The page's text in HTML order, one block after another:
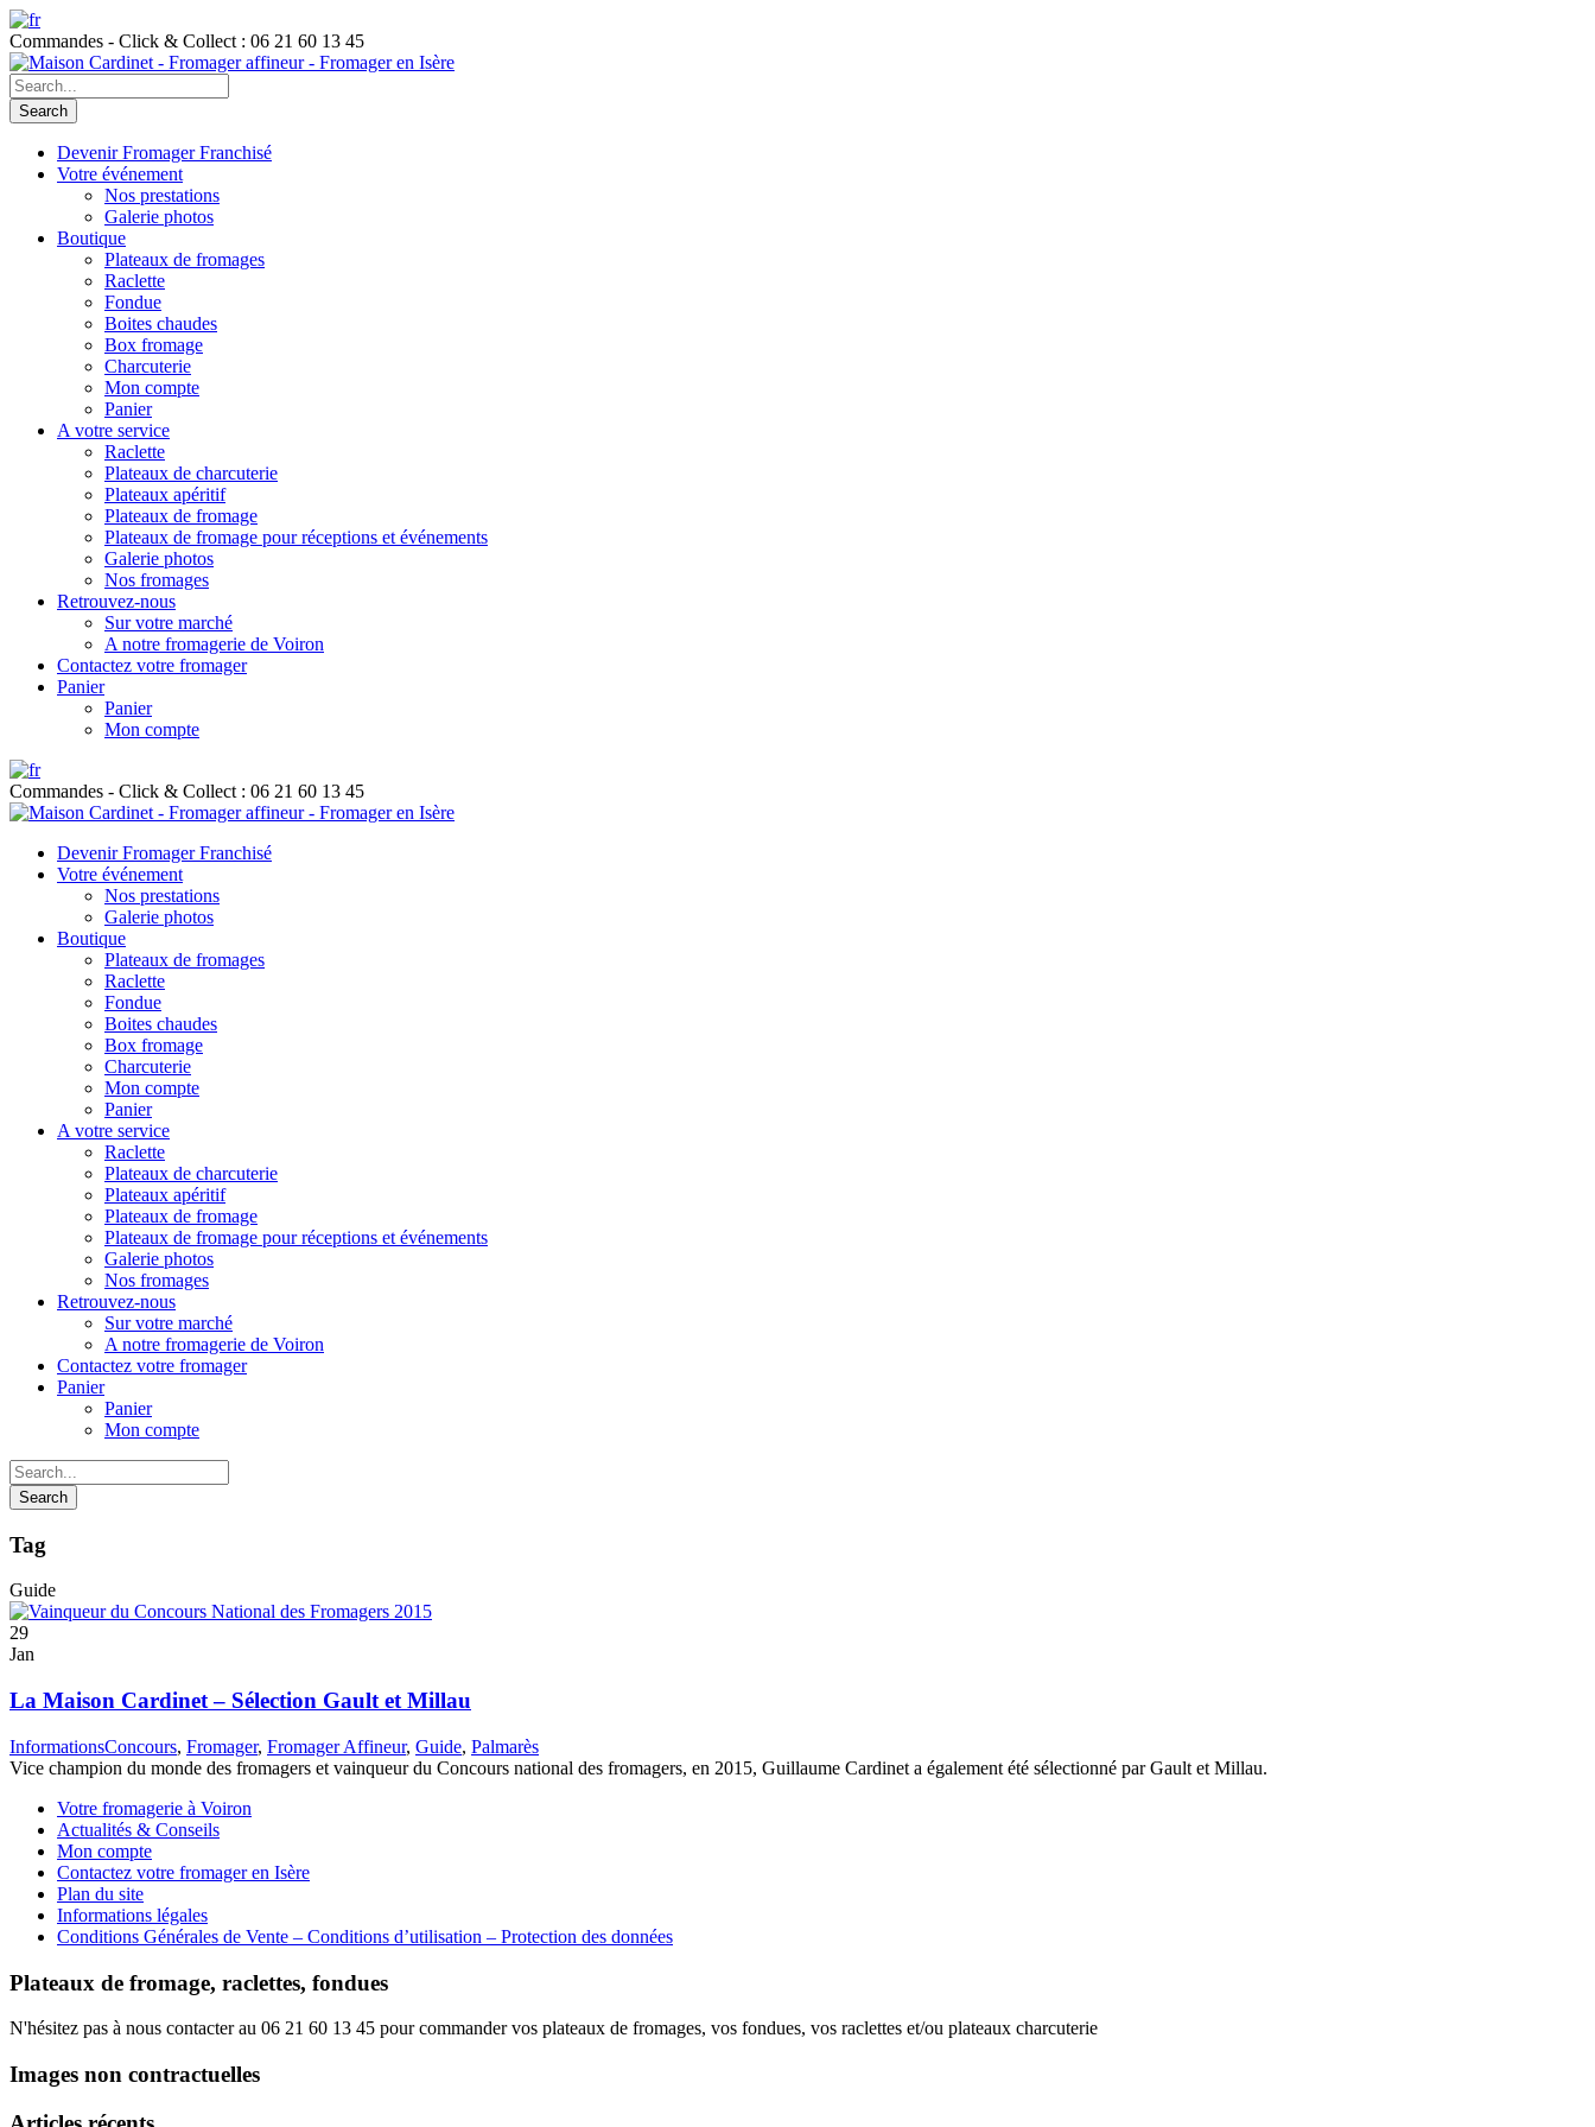
Commandes - Click & Collect : 06 21 60 13 45
Devenir Fromager Franchisé
Votre événement
Nos prestations
Galerie photos
Boutique
Plateaux de fromages
Raclette
Fondue
Boites chaudes
Box fromage
Charcuterie
Mon compte
Panier
A votre service
Raclette
Plateaux de charcuterie
Plateaux apéritif
Plateaux de fromage
Plateaux de fromage pour réceptions et événements
Galerie photos
Nos fromages
Retrouvez-nous
Sur votre marché
A notre fromagerie de Voiron
Contactez votre fromager
Panier
Panier
Mon compte
Commandes - Click & Collect : 06 21 60 13 45
Devenir Fromager Franchisé
Votre événement
Nos prestations
Galerie photos
Boutique
Plateaux de fromages
Raclette
Fondue
Boites chaudes
Box fromage
Charcuterie
Mon compte
Panier
A votre service
Raclette
Plateaux de charcuterie
Plateaux apéritif
Plateaux de fromage
Plateaux de fromage pour réceptions et événements
Galerie photos
Nos fromages
Retrouvez-nous
Sur votre marché
A notre fromagerie de Voiron
Contactez votre fromager
Panier
Panier
Mon compte
Tag
Guide
29
Jan
La Maison Cardinet – Sélection Gault et Millau
InformationsConcours, Fromager, Fromager Affineur, Guide, Palmarès
Vice champion du monde des fromagers et vainqueur du Concours national des fromagers, en 2015, Guillaume Cardinet a également été sélectionné par Gault et Millau.
Votre fromagerie à Voiron
Actualités & Conseils
Mon compte
Contactez votre fromager en Isère
Plan du site
Informations légales
Conditions Générales de Vente – Conditions d’utilisation – Protection des données
Plateaux de fromage, raclettes, fondues
N'hésitez pas à nous contacter au 06 21 60 13 45 pour commander vos plateaux de fromages, vos fondues, vos raclettes et/ou plateaux charcuterie
Images non contractuelles